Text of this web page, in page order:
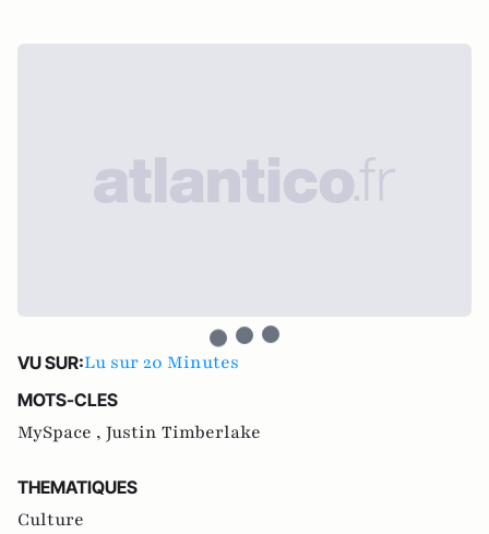
VU SUR:Lu sur 20 Minutes
MOTS-CLES
MySpace , Justin Timberlake
THEMATIQUES
Culture